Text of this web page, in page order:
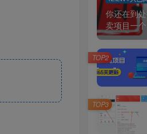
你还在到
卖项目一
TOP2
TOP3